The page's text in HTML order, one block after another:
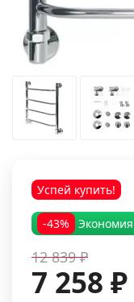
Успей купить!
-43% Экономия
12 839 ₽
7 258 ₽